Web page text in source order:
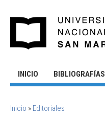
INICIO BIBLIOGRAFÍAS
SE ENCUENTRA USTED AQUÍ
Inicio » Editoriales